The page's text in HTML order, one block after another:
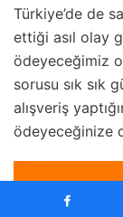
Türkiye’de de
ettiği asıl olay
ödeyeceğimiz
sorusu sık sık
alışveriş
ödeyeceğinize